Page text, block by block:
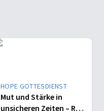
HOPE GOTTESDIENST
Mut und Stärke in
unsicheren Zeiten – Ralf